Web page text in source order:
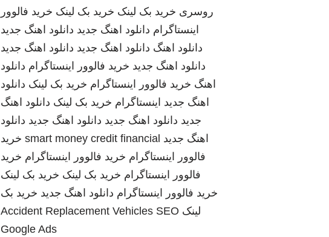
روسری خرید بک لینک خرید بک لینک خرید فالوور
اینستاگرام دانلود اهنگ جدید دانلود اهنگ جدید
دانلود اهنگ دانلود اهنگ جدید دانلود اهنگ جدید
دانلود اهنگ جدید خرید فالوور اینستاگرام دانلود
اهنگ خرید فالوور اینستاگرام خرید بک لینک دانلود
اهنگ جدید اینستاگرام خرید بک لینک دانلود اهنگ
جدید دانلود اهنگ جدید دانلود اهنگ جدید دانلود
اهنگ جدید smart money credit financial خرید
فالوور اینستاگرام خرید فالوور اینستاگرام خرید
فالوور اینستاگرام خرید بک لینک خرید بک لینک
خرید فالوور اینستاگرام دانلود اهنگ جدید خرید بک
لینک
Accident Replacement Vehicles SEO
Google Ads